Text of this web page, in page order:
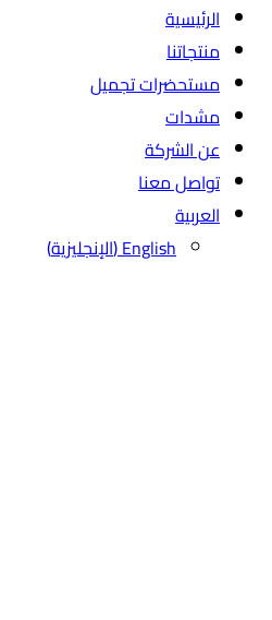
الرئيسية
منتجاتنا
مستحضرات تجميل
مشدات
عن الشركة
تواصل معنا
العربية
English
(الإنجليزية)